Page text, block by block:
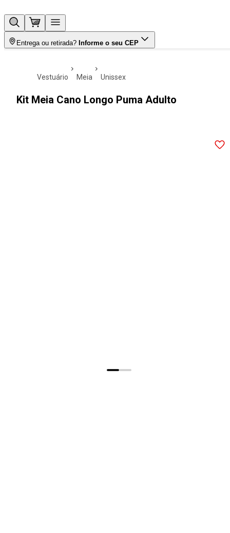
Entrega ou retirada? Informe o seu CEP
vestuário meia unissex
Kit Meia Cano Longo Puma Adulto